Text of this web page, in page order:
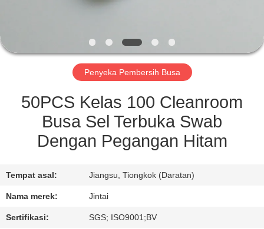
KUALITAS
HUBUNGI
KAMI
BERITA
KASUS
Penyeka Pembersih Busa
50PCS Kelas 100 Cleanroom
Busa Sel Terbuka Swab
Dengan Pegangan Hitam
Tempat asal: Jiangsu, Tiongkok (Daratan)
Nama merek: Jintai
Sertifikasi: SGS; ISO9001;BV